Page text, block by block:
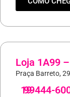
Loja 1A99
Praça Barreto,
19
99444-